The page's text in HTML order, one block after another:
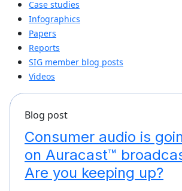
Case studies
Infographics
Papers
Reports
SIG member blog posts
Videos
Blog post
Consumer audio is
on Auracast™
Are you keeping up?